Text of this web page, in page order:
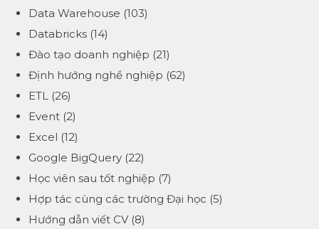
Data Warehouse (103)
Databricks (14)
Đào tạo doanh nghiệp (21)
Định hướng nghề nghiệp (62)
ETL
(26)
Event (2)
Excel (12)
Google BigQuery (22)
Học viên sau tốt nghiệp (7)
Hợp tác cùng các trường Đại học (5)
Hướng dẫn viết CV(8)